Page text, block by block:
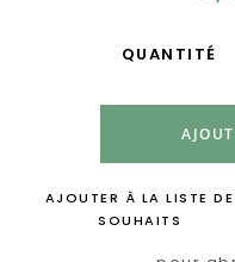
QUANTITÉ
AJOUTER À LA LISTE DE
SOUHAITS